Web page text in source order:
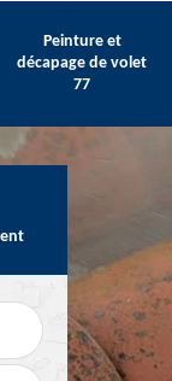
Peinture et
décapage de volet
77
intérieur 77